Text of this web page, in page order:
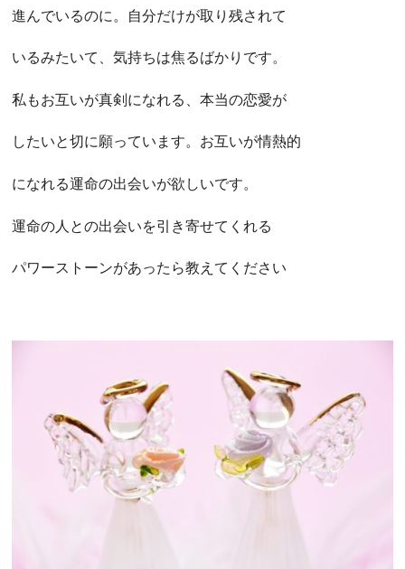
進んでいるのに。自分だけが取り残されて
いるみたいて、気持ちは焦るばかりです。
私もお互いが真剣になれる、本当の恋愛が
したいと切に願っています。お互いが情熱的
になれる運命の出会いが欲しいです。
運命の人との出会いを引き寄せてくれる
パワーストーンがあったら教えてください